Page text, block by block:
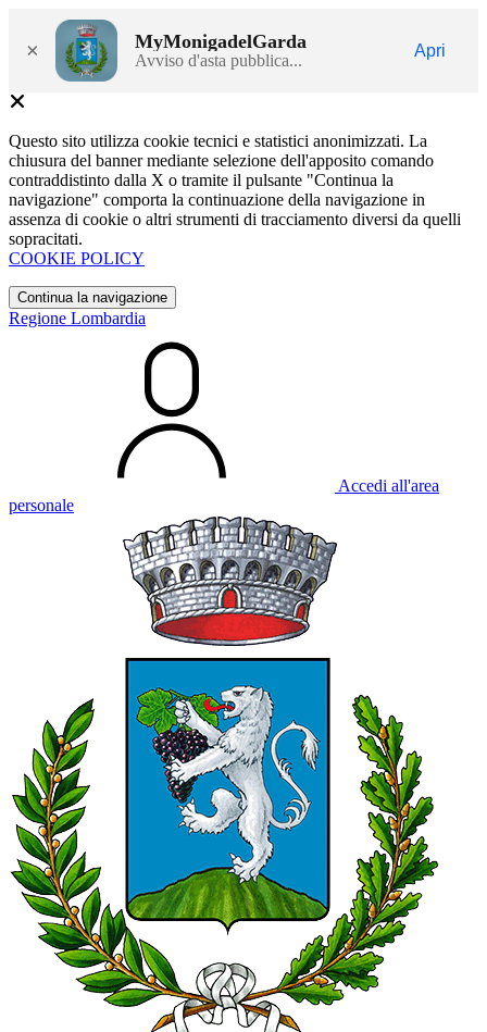
× MyMonigadelGarda
Avviso d'asta pubblica...
Apri
Questo sito utilizza cookie tecnici e statistici anonimizzati. La
chiusura del banner mediante selezione dell'apposito comando
contraddistinto dalla X o tramite il pulsante "Continua la
navigazione" comporta la continuazione della navigazione in
assenza di cookie o altri strumenti di tracciamento diversi da quelli
sopracitati.
COOKIE POLICY
Continua la navigazione
Regione Lombardia
Accedi all'area
personale